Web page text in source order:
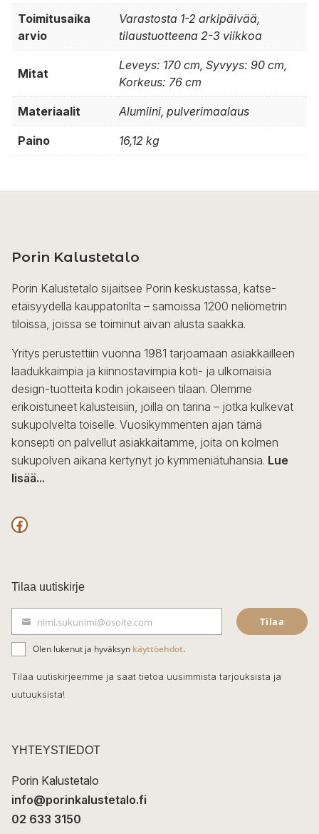
Toimitusaika
arvio
Varastosta 1-2 arkipäivää,
tilaustuotteena 2-3 viikkoa
Mitat
Leveys: 170 cm, Syvyys: 90 cm,
Korkeus: 76 cm
Materiaalit Alumiini, pulverimaalaus
Paino 16,12 kg
Porin Kalustetalo
Porin Kalustetalo sijaitsee Porin keskustassa, katse-
etäisyydellä kauppatorilta – samoissa 1200 neliömetrin
tiloissa, joissa se toiminut aivan alusta saakka.
Yritys perustettiin vuonna 1981 tarjoamaan asiakkailleen
laadukkaimpia ja kiinnostavimpia koti- ja ulkomaisia
design-tuotteita kodin jokaiseen tilaan. Olemme
erikoistuneet kalusteisiin, joilla on tarina – jotka kulkevat
sukupolvelta toiselle. Vuosikymmenten ajan tämä
konsepti on palvellut asiakkaitamme, joita on kolmen
sukupolven aikana kertynyt jo kymmeniätuhansia. Lue
lisää...
F
c
e
b
o
o
k
Tilaa uutiskirje
ä
h
k
t
nimi.sukunimi@osoite.com Tilaa
Olen lukenut ja hyväksyn käyttöehdot.
Tilaa uutiskirjeemme ja saat tietoa uusimmista tarjouksista ja
uutuuksista!
YHTEYSTIEDOT
Porin Kalustetalo
info@porinkalustetalo.fi
02 633 3150